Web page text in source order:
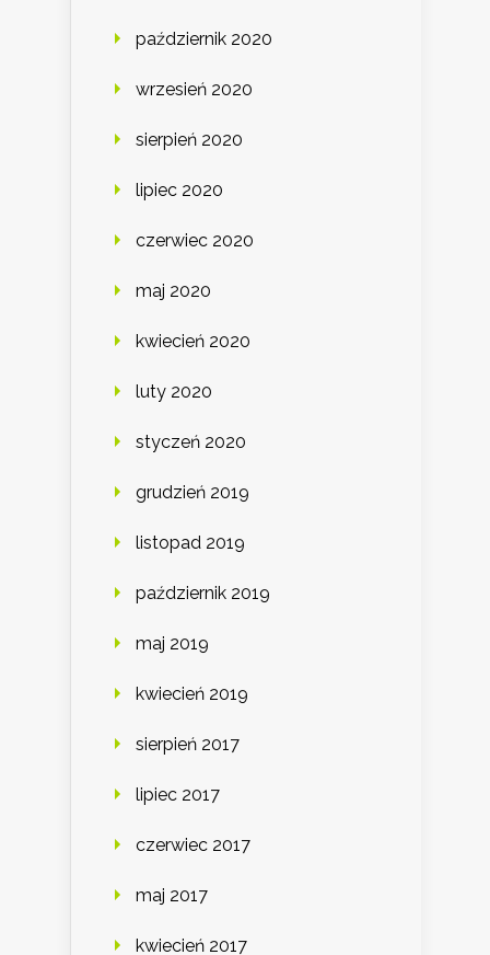
październik 2020
wrzesień 2020
sierpień 2020
lipiec 2020
czerwiec 2020
maj 2020
kwiecień 2020
luty 2020
styczeń 2020
grudzień 2019
listopad 2019
październik 2019
maj 2019
kwiecień 2019
sierpień 2017
lipiec 2017
czerwiec 2017
maj 2017
kwiecień 2017